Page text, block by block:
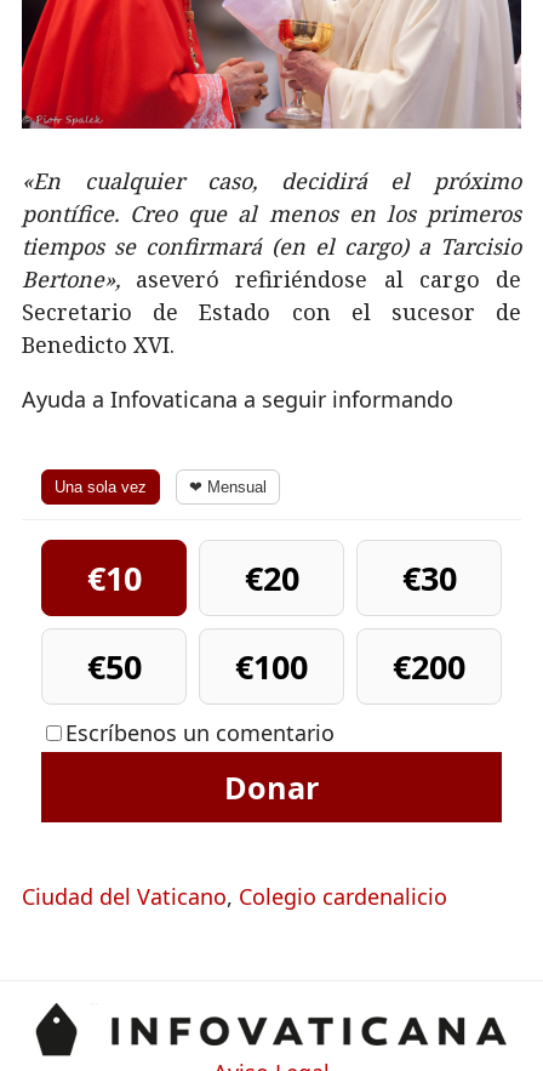
«En cualquier caso, decidirá el próximo
pontífice. Creo que al menos en los primeros
tiempos se confirmará (en el cargo) a Tarcisio
Bertone», aseveró refiriéndose al cargo de
Secretario de Estado con el sucesor de
Benedicto XVI.
Ayuda a Infovaticana a seguir informando
Una sola vez ❤ Mensual
€10 €20
€30
€50
€100 €200
Escríbenos un comentario
Donar
Ciudad del Vaticano, Colegio cardenalicio